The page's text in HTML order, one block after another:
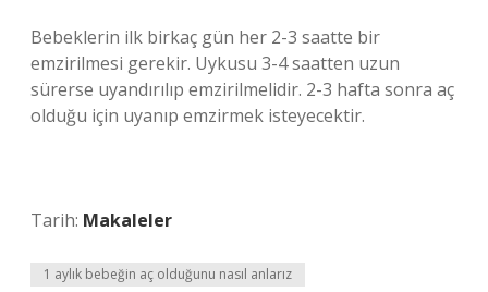
Bebeklerin ilk birkaç gün her 2-3 saatte bir
emzirilmesi gerekir. Uykusu 3-4 saatten uzun
sürerse uyandırılıp emzirilmelidir. 2-3 hafta sonra aç
olduğu için uyanıp emzirmek isteyecektir.
Tarih: Makaleler
1 aylık bebeğin aç olduğunu nasıl anlarız